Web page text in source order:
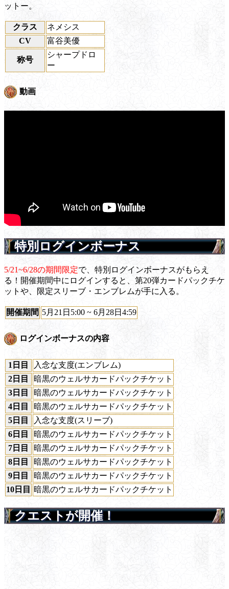
ットー。
クラス
ネメシス
CV
富谷美優
称号
シャープドロ
ー
動画
特別ログインボーナス
5/21~6/28の期間限定で、特別ログインボーナスがもらえ
る！開催期間中にログインすると、第20弾カードパックチケ
ットや、限定スリーブ・エンブレムが手に入る。
開催期間 5月21日5:00 ~ 6月28日4:59
ログインボーナスの内容
1日目
入念な支度(エンブレム)
2日目
暗黒のウェルサカードパックチケット
3日目
暗黒のウェルサカードパックチケット
4日目
暗黒のウェルサカードパックチケット
5日目
入念な支度(スリーブ)
6日目
暗黒のウェルサカードパックチケット
7日目
暗黒のウェルサカードパックチケット
8日目
暗黒のウェルサカードパックチケット
9日目
暗黒のウェルサカードパックチケット
10日目
暗黒のウェルサカードパックチケット
クエストが開催！